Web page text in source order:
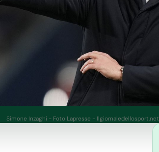
Simone Inzaghi - Foto Lapresse - Ilgiornaledellosport.net